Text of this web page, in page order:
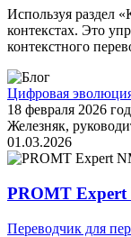
Используя раздел
контекстах. Это
контекстного
Цифровая
18 февраля 2026
Железняк,
01.03.2026
PROMT
Переводчик для